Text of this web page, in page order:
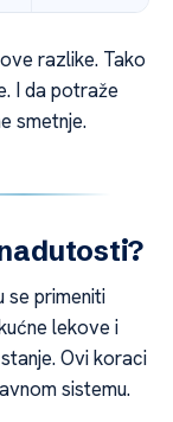
razlike. Tako
I da potraže
smetnje.
se primeniti
lekove i
Ovi koraci
sistemu.